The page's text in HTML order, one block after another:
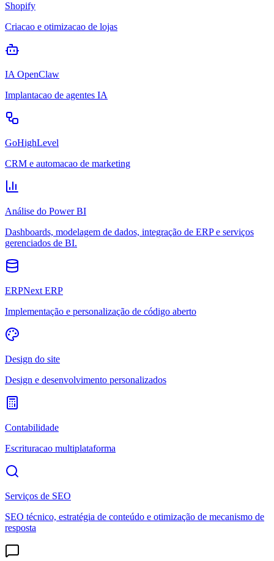
Shopify
Criacao e otimizacao de lojas
IA OpenClaw
Implantacao de agentes IA
GoHighLevel
CRM e automacao de marketing
Análise do Power BI
Dashboards, modelagem de dados, integração de ERP e serviços
gerenciados de BI.
ERPNext ERP
Implementação e personalização de código aberto
Design do site
Design e desenvolvimento personalizados
Contabilidade
Escrituracao multiplataforma
Serviços de SEO
SEO técnico, estratégia de conteúdo e otimização de mecanismo de
resposta